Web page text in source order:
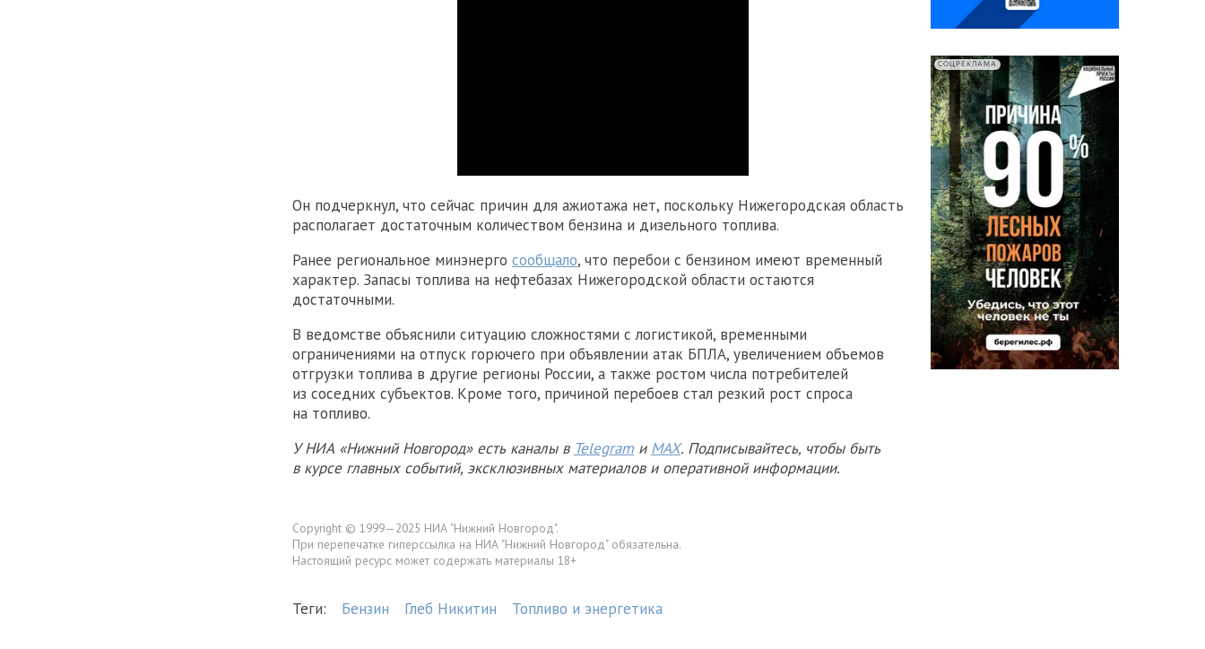
Он подчеркнул, что сейчас причин для ажиотажа нет, поскольку Нижегородская область
располагает достаточным количеством бензина и дизельного топлива.
Ранее региональное минэнерго сообщало, что перебои с бензином имеют временный
характер. Запасы топлива на нефтебазах Нижегородской области остаются
достаточными.
В ведомстве объяснили ситуацию сложностями с логистикой, временными
ограничениями на отпуск горючего при объявлении атак БПЛА, увеличением объемов
отгрузки топлива в другие регионы России, а также ростом числа потребителей
из соседних субъектов. Кроме того, причиной перебоев стал резкий рост спроса
на топливо.
У НИА «Нижний Новгород» есть каналы в Telegram и MAX. Подписывайтесь, чтобы быть
в курсе главных событий, эксклюзивных материалов и оперативной информации.
Copyright © 1999—2025 НИА "Нижний Новгород".
При перепечатке гиперссылка на НИА "Нижний Новгород" обязательна.
Настоящий ресурс может содержать материалы 18+
Теги: Бензин Глеб Никитин Топливо и энергетика
СОЦРЕКЛАМА